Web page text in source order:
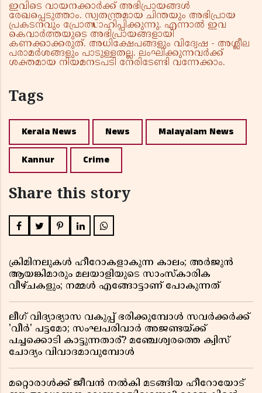
ഇവിടെ വായനക്കാർക്ക് അഭിപ്രായങ്ങൾ
രേഖപ്പെടുത്താം. സ്വതന്ത്രമായ ചിന്തയും അഭിപ്രായ
പ്രകടനവും പ്രോത്സാഹിപ്പിക്കുന്നു. എന്നാൽ ഇവ
കെവാർത്തയുടെ അഭിപ്രായങ്ങളായി
കണക്കാക്കരുത്. അധിക്ഷേപങ്ങളും വിദ്വേഷ - അശ്ലീല
പരാമർശങ്ങളും പാടുള്ളതല്ല. ലംഘിക്കുന്നവർക്ക്
ശക്തമായ നിയമനടപടി നേരിടേണ്ടി വന്നേക്കാം.
Tags
Kerala News News Malayalam News
Kannur Crime
Share this story
ക്രിമിനലുകൾ ഹീറോകളാകുന്ന കാലം; അർജുൻ
ആയങ്കിമാരും മലയാളിയുടെ സാംസ്കാരിക
വീഴ്ചകളും; നമ്മൾ എങ്ങോട്ടാണ് പോകുന്നത്
ലീഗ് വിദ്യാഭ്യാസ വകുപ്പ് ഭരിക്കുമ്പോൾ സവർക്കർക്ക്
'വീർ' പട്ടമോ; സംഘപരിവാർ അജണ്ടയ്ക്ക്
പച്ചക്കൊടി കാട്ടുന്നതാര്? മഞ്ചേശ്വരത്തെ ക്വിസ്
ചോദ്യം വിവാദമാവുമ്പോൾ
മറ്റൊരാൾക്ക് ജീവൻ നൽകി മടങ്ങിയ ഹീറോയോട്